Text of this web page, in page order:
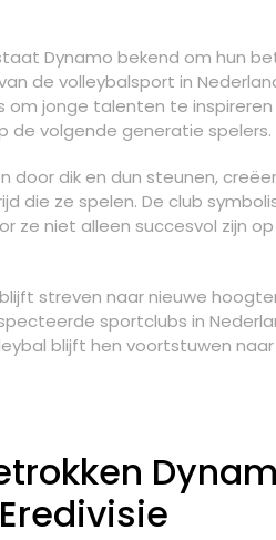
Dynamo bekend om hun
de volleybalsport in
jonge talenten te
de volgende generatie spelers.
door dik en dun steunen,
die ze spelen. De club
ze niet alleen succesvol zijn
streven naar nieuwe
sportclubs in
blijft hen voortstuwen